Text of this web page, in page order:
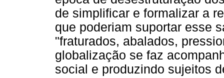
de simplificar e formalizar a
que poderiam suportar esse
"fraturados, abalados,
globalização se faz
social e produzindo sujeitos